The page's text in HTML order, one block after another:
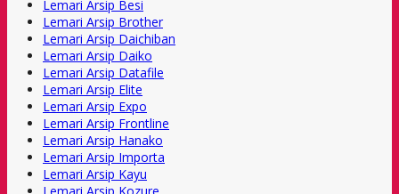
Lemari Arsip Besi
Lemari Arsip Brother
Lemari Arsip Daichiban
Lemari Arsip Daiko
Lemari Arsip Datafile
Lemari Arsip Elite
Lemari Arsip Expo
Lemari Arsip Frontline
Lemari Arsip Hanako
Lemari Arsip Importa
Lemari Arsip Kayu